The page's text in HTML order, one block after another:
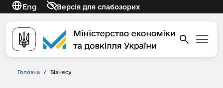
Eng Версія для слабозорих
Головна / Бізнесу